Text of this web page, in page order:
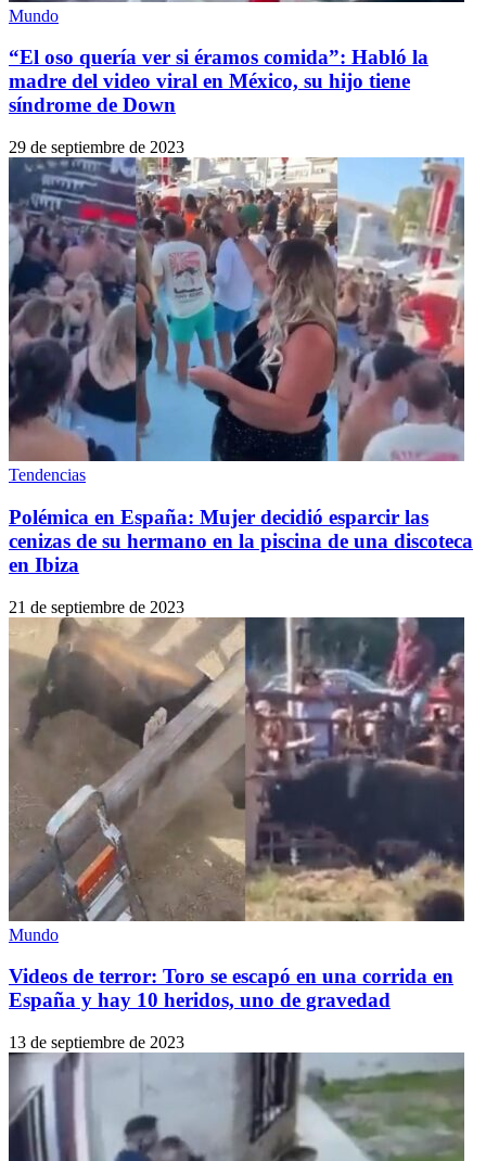
Mundo
“El oso quería ver si éramos comida”: Habló la
madre del video viral en México, su hijo tiene
síndrome de Down
29 de septiembre de 2023
Tendencias
Polémica en España: Mujer decidió esparcir las
cenizas de su hermano en la piscina de una discoteca
en Ibiza
21 de septiembre de 2023
Mundo
Videos de terror: Toro se escapó en una corrida en
España y hay 10 heridos, uno de gravedad
13 de septiembre de 2023